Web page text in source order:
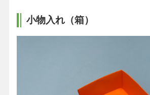
小物入れ（箱）